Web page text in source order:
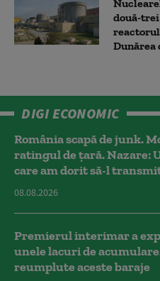
două-trei
reactorul
Dunărea
DIGI ECONOMIC
România scapă de junk.
ratingul de țară. Nazare:
care am dorit să-l
08.08.2026
Premierul interimar a
unele lacuri de
reumplute aceste baraje